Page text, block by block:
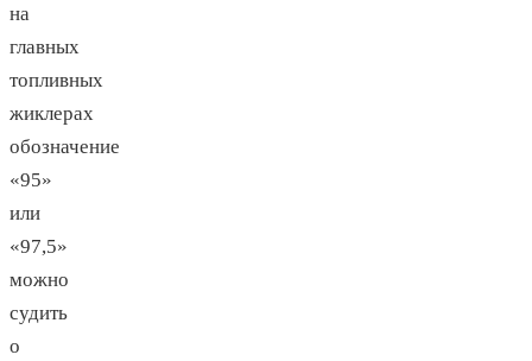
на
главных
топливных
жиклерах
обозначение
«95»
или
«97,5»
можно
судить
о